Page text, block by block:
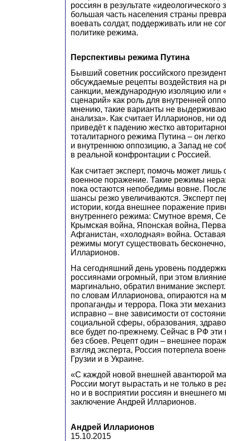
россиян в результате «идеологического
большая часть населения страны
воевать солдат, поддерживать или не
политике режима.
Перспективы режима Путина
Бывший советник российского
обсуждаемые рецепты воздействия на
санкции, международную изоляцию или
сценарий» как роль для внутренней
мнению, такие варианты не
анализа». Как считает Илларионов, ни
приведёт к падению жестко
тоталитарного режима Путина – он
и внутреннюю оппозицию, а Запад не
в реальной конфронтации с Россией.
Как считает эксперт, помочь может лишь
военное поражение. Такие режимы
пока остаются непобедимы вовне.
шансы резко увеличиваются. Эксперт
истории, когда внешнее поражение
внутреннего режима: Смутное время,
Крымская война, Японская война,
Афганистан, «холодная» война.
режимы могут существовать
Илларионов.
На сегодняшний день уровень
россиянами огромный, при этом
маргинально, обратил внимание
по словам Илларионова, опираются на
пропаганды и террора. Пока эти
исправно – вне зависимости от
социальной сферы, образования,
все будет по-прежнему. Сейчас в РФ
без сбоев. Рецепт один – внешнее
взгляд эксперта, Россия потерпела
Грузии и в Украине.
«С каждой новой внешней авантюрой
России могут вырастать и не только в
но и в восприятии россиян и внешнего
заключение Андрей Илларионов.
Андрей Илларионов
15.10.2015